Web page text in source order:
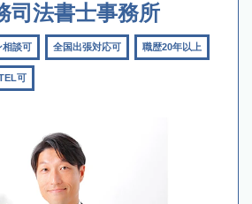
司法書士事務所
相談可 全国出張対応可 職歴20年以上
可